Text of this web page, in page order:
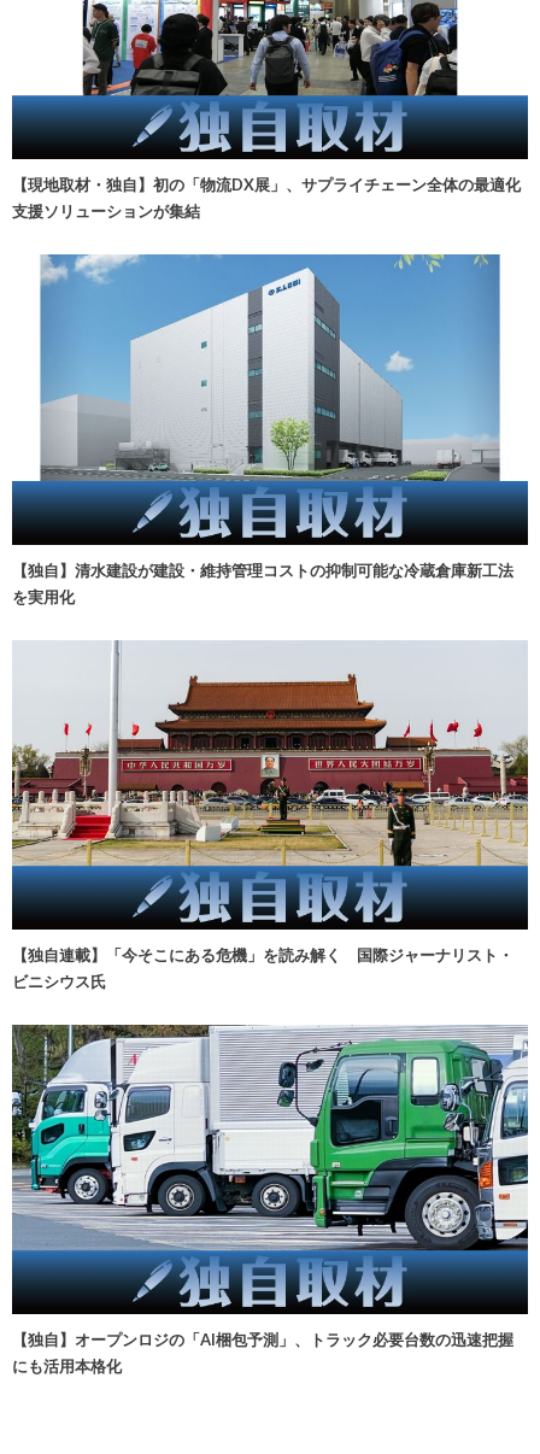
【現地取材・独自】初の「物流DX展」、サプライチェーン全体の最適化
支援ソリューションが集結
【独自】清水建設が建設・維持管理コストの抑制可能な冷蔵倉庫新工法
を実用化
【独自連載】「今そこにある危機」を読み解く 国際ジャーナリスト・
ビニシウス氏
【独自】オープンロジの「AI梱包予測」、トラック必要台数の迅速把握
にも活用本格化